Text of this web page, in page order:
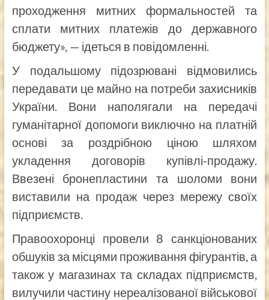
проходження митних формальностей та
сплати митних платежів до державного
бюджету», — ідеться в повідомленні.
У подальшому підозрювані відмовились
передавати це майно на потреби захисників
України. Вони наполягали на передачі
гуманітарної допомоги виключно на платній
основі за роздрібною ціною шляхом
укладення договорів купівлі-продажу.
Ввезені бронепластини та шоломи вони
виставили на продаж через мережу своїх
підприємств.
Правоохоронці провели 8 санкціонованих
обшуків за місцями проживання фігурантів, а
також у магазинах та складах підприємств,
вилучили частину нереалізованої військової